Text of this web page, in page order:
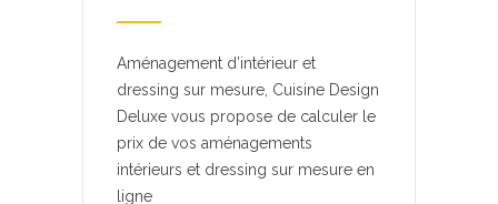
Aménagement d’intérieur et
dressing sur mesure, Cuisine Design
Deluxe vous propose de calculer le
prix de vos aménagements
intérieurs et dressing sur mesure en
ligne